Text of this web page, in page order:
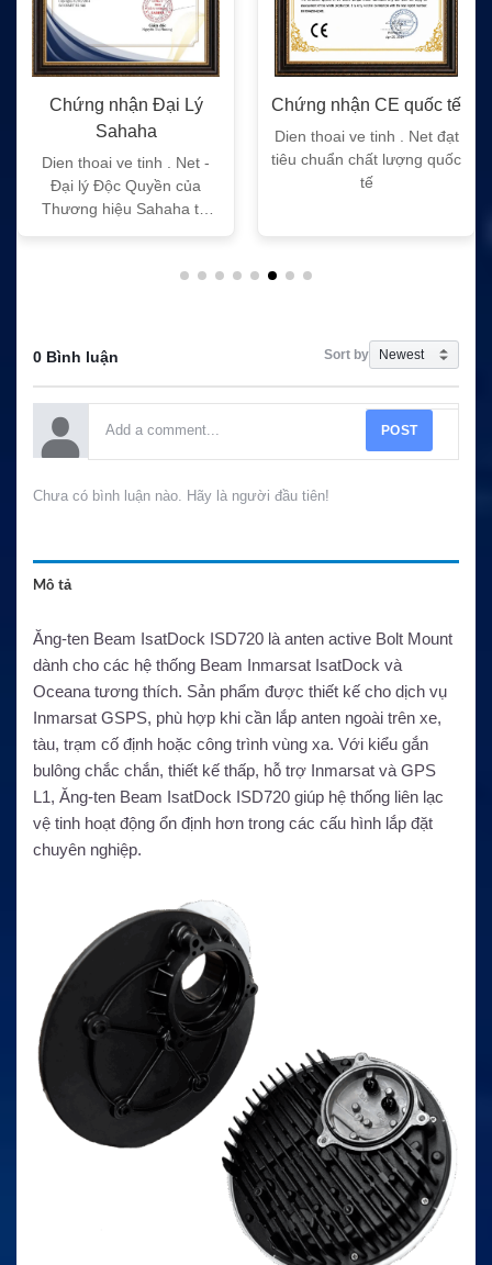
Chứng nhận Đại Lý
Sahaha
Dien thoai ve tinh . Net -
Đại lý Độc Quyền của
Thương hiệu Sahaha tại
Chứng nhận CE quốc tế
Dien thoai ve tinh . Net đạt
tiêu chuẩn chất lượng quốc
tế
0 Bình luận Sort by
POST
Chưa có bình luận nào. Hãy là người đầu tiên!
Mô tả
Ăng-ten Beam IsatDock ISD720 là anten active Bolt Mount
dành cho các hệ thống Beam Inmarsat IsatDock và
Oceana tương thích. Sản phẩm được thiết kế cho dịch vụ
Inmarsat GSPS, phù hợp khi cần lắp anten ngoài trên xe,
tàu, trạm cố định hoặc công trình vùng xa. Với kiểu gắn
bulông chắc chắn, thiết kế thấp, hỗ trợ Inmarsat và GPS
L1, Ăng-ten Beam IsatDock ISD720 giúp hệ thống liên lạc
vệ tinh hoạt động ổn định hơn trong các cấu hình lắp đặt
chuyên nghiệp.